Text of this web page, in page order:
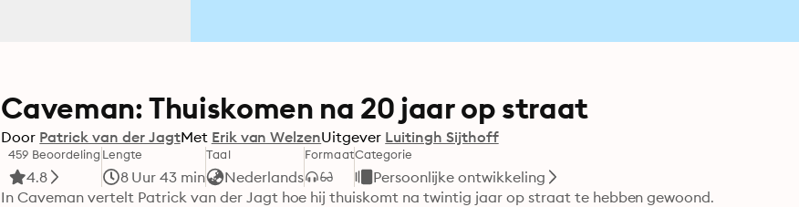
Caveman: Thuiskomen na 20 jaar op straat
Door Patrick van der JagtMet Erik van WelzenUitgever Luitingh Sijthoff
459 Beoordeling
4.8
Lengte
8 Uur 43 min
Taal
Nederlands
FormaatCategorie
Persoonlijke ontwikkeling
In Caveman vertelt Patrick van der Jagt hoe hij thuiskomt na twintig jaar op straat te hebben gewoond.